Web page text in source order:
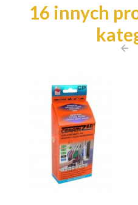
16 innych
arrow_back